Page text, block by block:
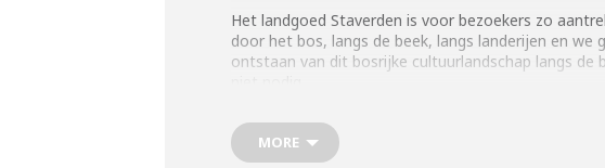
Het landgoed Staverden is voor bezoekers zo
door het bos, langs de beek, langs landerijen en
ontstaan van dit bosrijke cultuurlandschap langs de
Deelname:5,00 euro p.p., kinderen 4 t/m 12 jaar
donateurspas.
MORE